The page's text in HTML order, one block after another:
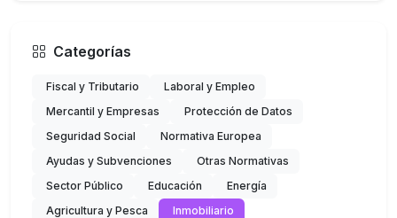
Categorías
Fiscal y Tributario
Laboral y Empleo
Mercantil y Empresas
Protección de Datos
Seguridad Social
Normativa Europea
Ayudas y Subvenciones
Otras Normativas
Sector Público
Educación
Energía
Agricultura y Pesca
Inmobiliario